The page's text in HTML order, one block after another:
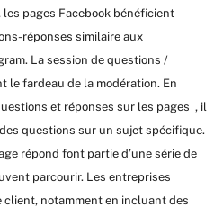
pages Facebook bénéficient
réponses similaire aux
La session de questions /
le fardeau de la modération. En
et réponses sur les pages , il
questions sur un sujet spécifique.
répond font partie d’une série de
parcourir. Les entreprises
client, notamment en incluant des